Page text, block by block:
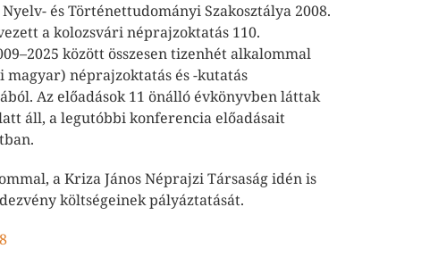
és Történettudományi Szakosztálya 2008.
a kolozsvári néprajzoktatás 110.
között összesen tizenhét alkalommal
néprajzoktatás és -kutatás
Az előadások 11 önálló évkönyvben láttak
áll, a legutóbbi konferencia előadásait
a Kriza János Néprajzi Társaság idén is
költségeinek pályáztatását.